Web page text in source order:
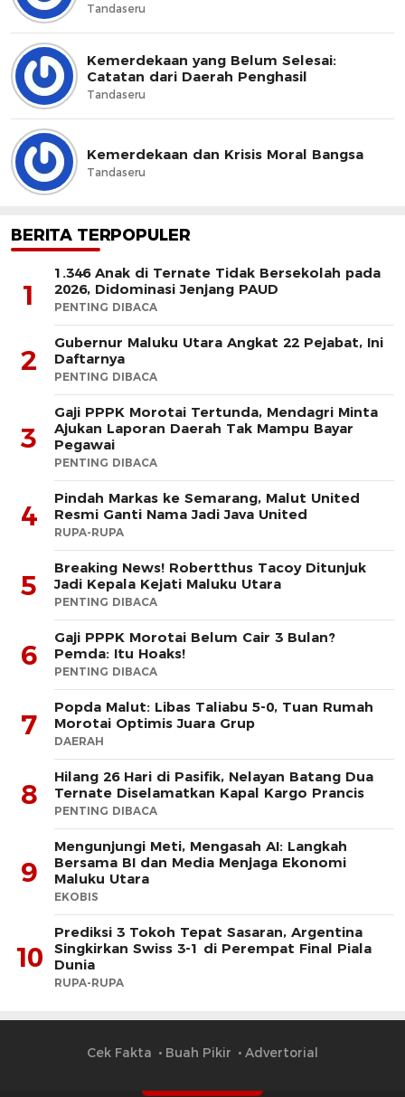
Tandaseru
Kemerdekaan yang Belum Selesai:
Catatan dari Daerah Penghasil
Tandaseru
Kemerdekaan dan Krisis Moral Bangsa
Tandaseru
BERITA TERPOPULER
1
1.346 Anak di Ternate Tidak Bersekolah pada
2026, Didominasi Jenjang PAUD
PENTING DIBACA
2
Gubernur Maluku Utara Angkat 22 Pejabat, Ini
Daftarnya
PENTING DIBACA
3
Gaji PPPK Morotai Tertunda, Mendagri Minta
Ajukan Laporan Daerah Tak Mampu Bayar
Pegawai
PENTING DIBACA
4
Pindah Markas ke Semarang, Malut United
Resmi Ganti Nama Jadi Java United
RUPA-RUPA
5
Breaking News! Robertthus Tacoy Ditunjuk
Jadi Kepala Kejati Maluku Utara
PENTING DIBACA
6
Gaji PPPK Morotai Belum Cair 3 Bulan?
Pemda: Itu Hoaks!
PENTING DIBACA
7
Popda Malut: Libas Taliabu 5-0, Tuan Rumah
Morotai Optimis Juara Grup
DAERAH
8
Hilang 26 Hari di Pasifik, Nelayan Batang Dua
Ternate Diselamatkan Kapal Kargo Prancis
PENTING DIBACA
9
Mengunjungi Meti, Mengasah AI: Langkah
Bersama BI dan Media Menjaga Ekonomi
Maluku Utara
EKOBIS
10
Prediksi 3 Tokoh Tepat Sasaran, Argentina
Singkirkan Swiss 3-1 di Perempat Final Piala
Dunia
RUPA-RUPA
Cek Fakta Buah Pikir Advertorial